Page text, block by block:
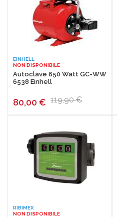
EINHELL
NON DISPONIBILE
Autoclave 650 Watt GC-WW
6538 Einhell
80,00 € 119,90 €
RIBIMEX
NON DISPONIBILE